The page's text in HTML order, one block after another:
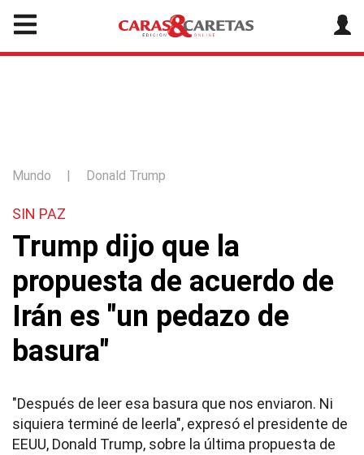
Mundo | Donald Trump
SIN PAZ
Trump dijo que la
propuesta de acuerdo de
Irán es "un pedazo de
basura"
"Después de leer esa basura que nos enviaron. Ni
siquiera terminé de leerla", expresó el presidente de
EEUU, Donald Trump, sobre la última propuesta de